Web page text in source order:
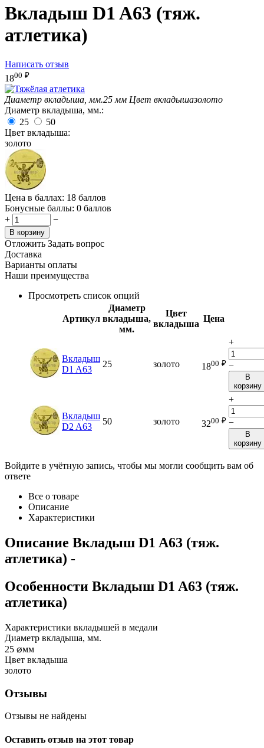
Вкладыш D1 A63 (тяж.
атлетика)
Написать отзыв
1800 ₽
Диаметр вкладыша, мм.25 мм Цвет вкладышазолото
Диаметр вкладыша, мм.:
25
50
Цвет вкладыша:
золото
Цена в баллах: 18 баллов
Бонусные баллы: 0 баллов
+
−
В корзину
Отложить Задать вопрос
Доставка
Варианты оплаты
Наши преимущества
Просмотреть список опций
Артикул
Диаметр
вкладыша,
мм.
Цвет
вкладыша
Цена
Вкладыш
D1 A63
25 золото 1800 ₽
+
−
В
корзину
Вкладыш
D2 A63
50 золото 3200 ₽
+
−
В
корзину
Войдите в учётную запись, чтобы мы могли сообщить вам об
ответе
Все о товаре
Описание
Характеристики
Описание Вкладыш D1 A63 (тяж.
атлетика) -
Особенности Вкладыш D1 A63 (тяж.
атлетика)
Характеристики вкладышей в медали
Диаметр вкладыша, мм.
25 ⌀мм
Цвет вкладыша
золото
Отзывы
Отзывы не найдены
Оставить отзыв на этот товар